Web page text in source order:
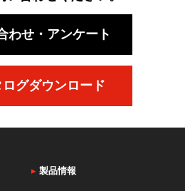
わせ・アンケート
ログダウンロード
▸ 製品情報